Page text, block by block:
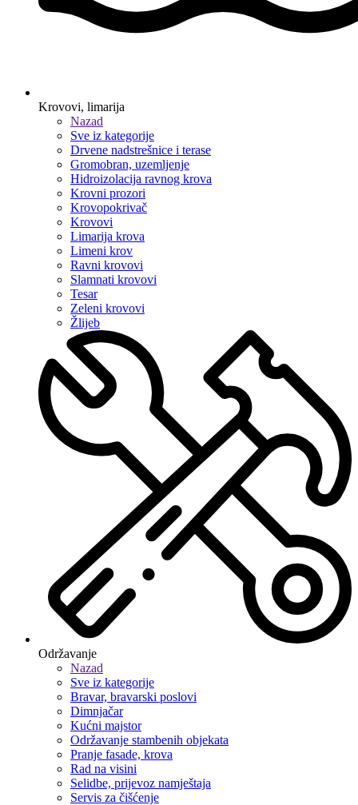
Krovovi, limarija
Nazad
Sve iz kategorije
Drvene nadstrešnice i terase
Gromobran, uzemljenje
Hidroizolacija ravnog krova
Krovni prozori
Krovopokrivač
Krovovi
Limarija krova
Limeni krov
Ravni krovovi
Slamnati krovovi
Tesar
Zeleni krovovi
Žlijeb
Održavanje
Nazad
Sve iz kategorije
Bravar, bravarski poslovi
Dimnjačar
Kućni majstor
Održavanje stambenih objekata
Pranje fasade, krova
Rad na visini
Selidbe, prijevoz namještaja
Servis za čišćenje